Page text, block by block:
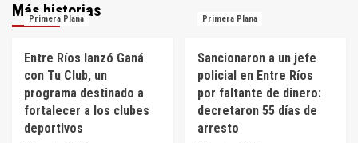
Más historias
Primera Plana
Entre Ríos lanzó Ganá
con Tu Club, un
programa destinado a
fortalecer a los clubes
deportivos
Primera Plana
Sancionaron a un jefe
policial en Entre Ríos
por faltante de dinero:
decretaron 55 días de
arresto